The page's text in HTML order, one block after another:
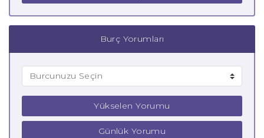
Burç Yorumları
Yükselen Yorumu
Günlük Yorumu